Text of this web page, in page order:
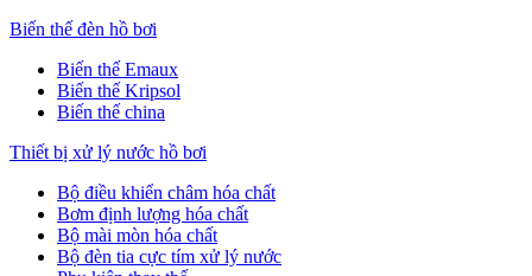
Biến thế đèn hồ bơi
Biến thế Emaux
Biến thế Kripsol
Biến thế china
Thiết bị xử lý nước hồ bơi
Bộ điều khiển châm hóa chất
Bơm định lượng hóa chất
Bộ mài mòn hóa chất
Bộ đèn tia cực tím xử lý nước